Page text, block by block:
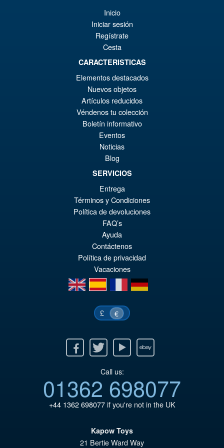
S.H. Figuarts Dragon Ball
Daima Super Saiyan 4 Son
Gokum ( Adult ) Action Figure
VORBESTELLUNGEN
S.H.Figuarts Demon Slayer
Agatsuma Action Figure
VORBESTELLUNGEN
Inicio
Iniciar sesión
Regístrate
Cesta
CARACTERISTICAS
Elementos destacados
Nuevos objetos
Artículos reducidos
Véndenos tu colección
Boletín informativo
Eventos
Noticias
Blog
SERVICIOS
Entrega
Términos y Condiciones
Política de devoluciones
FAQ’s
Ayuda
Contáctenos
Política de privacidad
Vacaciones
en
es fr de
£ €
Twitter Youtube Ebay
Call us:
01362 698077
+44 1362 698077if you're not in the UK
Kapow Toys
21 Bertie Ward Way